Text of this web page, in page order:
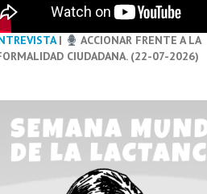
|
ACCIONAR FRENTE A LA
CIUDADANA. (22-07-2026)